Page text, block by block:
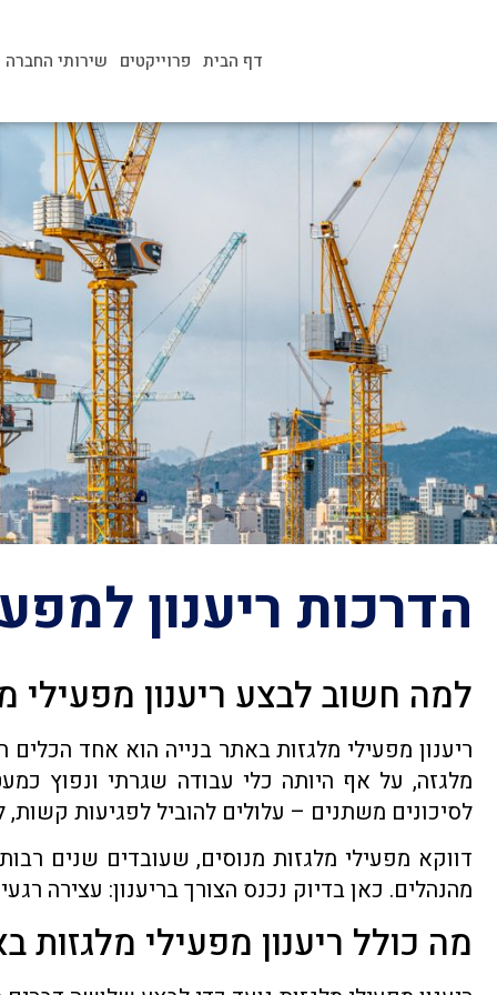
דף הבית פרוייקטים שירותי החברה
הדרכות ריענון
למה חשוב לבצע ריענון מפעילי
ריענון מפעילי מלגזות באתר בנייה הוא אחד
מלגזה, על אף היותה כלי עבודה שגרתי ונפוץ
לסיכונים משתנים – עלולים להוביל לפגיעות קשות,
דווקא מפעילי מלגזות מנוסים, שעובדים שנים
מהנהלים. כאן בדיוק נכנס הצורך בריענון: עצירה
מה כולל ריענון מפעילי מלגזות